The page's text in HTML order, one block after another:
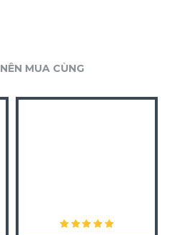
NÊN MUA CÙNG